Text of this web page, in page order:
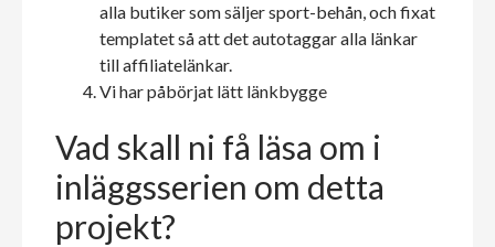
alla butiker som säljer sport-behån, och fixat
templatet så att det autotaggar alla länkar
till affiliatelänkar.
Vi har påbörjat lätt länkbygge
Vad skall ni få läsa om i
inläggsserien om detta
projekt?